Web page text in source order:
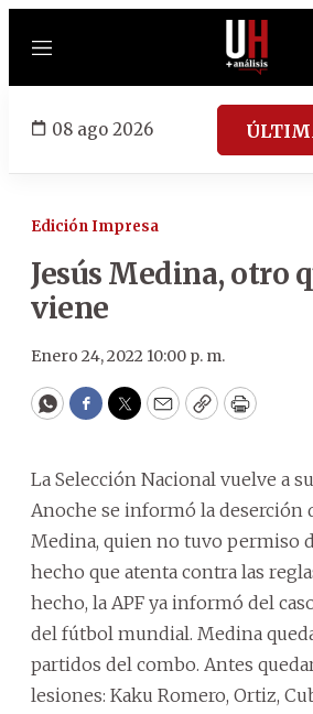
Menú
08 ago 2026
Edición Impresa
Jesús Medina, otro
viene
Enero 24, 2022 10:00 p. m.
WhatsApp
Facebook
Twitter
EmailCopyPrint
La Selección Nacional vuelve a
Anoche se informó la deserción
Medina, quien no tuvo permiso
hecho que atenta contra las
hecho, la APF ya informó del
del fútbol mundial. Medina
partidos del combo. Antes
lesiones: Kaku Romero, Ortiz,